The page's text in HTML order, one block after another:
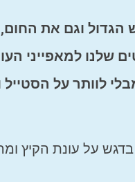
וגם את החום,
שלנו למאפייני
לוותר על
על עונת הקיץ